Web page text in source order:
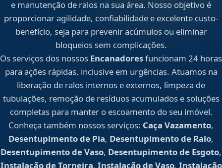
e manutenção de ralos na sua área. Nosso objetivo é
proporcionar agilidade, confiabilidade e excelente custo-
benefício, seja para prevenir acúmulos ou eliminar
bloqueios sem complicações.
Os serviços dos nossos Encanadoresfuncionam 24 horas
para ações rápidas, inclusive em urgências. Atuamos na
liberação de ralos internos e externos, limpeza de
tubulações, remoção de resíduos acumulados e soluções
completas para manter o escoamento do seu imóvel.
Conheça também nossos serviços: Caça Vazamento,
Desentupimento de Pia, Desentupimento de Ralo,
Desentupimento de Vaso, Desentupimento de Esgoto,
Instalação de Torneira, Instalação de Vaso, Instalação